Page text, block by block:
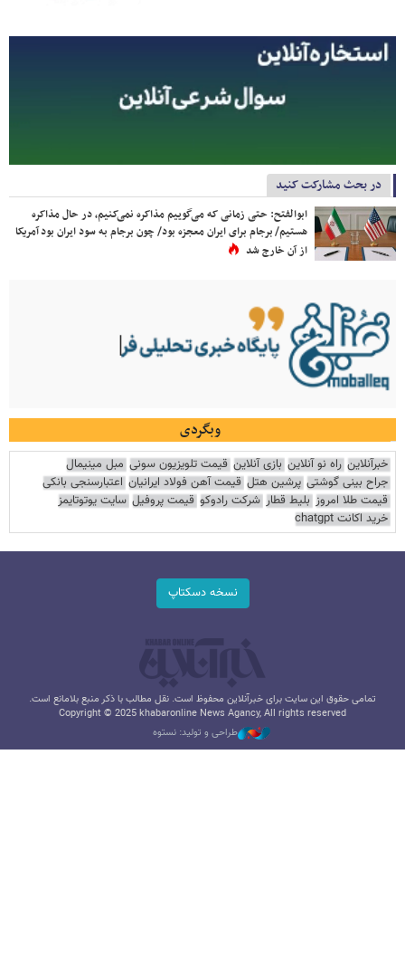
در بحث مشارکت کنید
ابوالفتح: حتی زمانی که می‌گوییم مذاکره نمی‌کنیم، در حال مذاکره
هستیم/ برجام برای ایران معجزه بود/ چون برجام به سود ایران بود آمریکا
از آن خارج شد
وبگردی
خبرآنلاین راه نو آنلاین بازی آنلاین قیمت تلویزیون سونی مبل مینیمال
جراح بینی گوشتی پرشین هتل قیمت آهن فولاد ایرانیان اعتبارسنجی بانکی
قیمت طلا امروز بلیط قطار شرکت رادوکو قیمت پروفیل سایت یوتوتایمز
خرید اکانت chatgpt
نسخه دسکتاپ
تمامی حقوق این سایت برای خبرآنلاین محفوظ است. نقل مطالب با ذکر منبع بلامانع است.
Copyright © 2025 khabaronline News Agancy, All rights reserved
طراحی و تولید: نستوه